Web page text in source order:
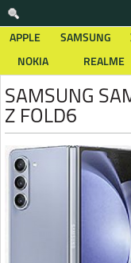
APPLE SAMSUNG
NOKIA
REALME
SAMSUNG
Z FOLD6